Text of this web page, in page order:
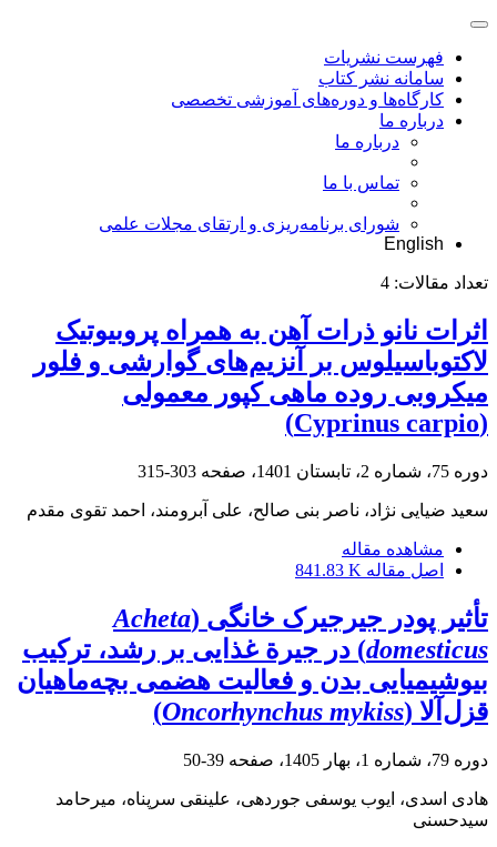
فهرست نشریات
سامانه نشر کتاب
کارگاه‌ها و دوره‌های آموزشی تخصصی
درباره ما
درباره ما
تماس با ما
شورای برنامه‌ریزی و ارتقای مجلات علمی
English
تعداد مقالات: 4
اثرات نانو ذرات آهن به همراه پروبیوتیک
لاکتوباسیلوس بر آنزیم‌های گوارشی و فلور
میکروبی روده ماهی کپور معمولی
(Cyprinus carpio)
دوره 75، شماره 2، تابستان 1401، صفحه 303-315
سعید ضیایی نژاد، ناصر بنی صالح، علی آبرومند، احمد تقوی مقدم
مشاهده مقاله
اصل مقاله 841.83 K
تأثیر پودر جیرجیرک خانگی (Acheta
domesticus) در جیرة غذایی بر رشد، ترکیب
بیوشیمیایی بدن و فعالیت هضمی بچه‌ماهیان
قزل‌آلا (Oncorhynchus mykiss
)
دوره 79، شماره 1، بهار 1405، صفحه 39-50
هادی اسدی، ایوب یوسفی جوردهی، علینقی سرپناه، میرحامد
سیدحسنی